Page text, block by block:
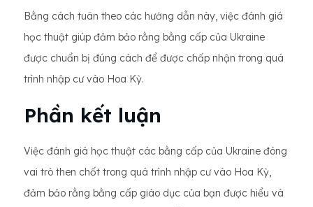
Bằng cách tuân theo các hướng dẫn này, việc đánh giá
học thuật giúp đảm bảo rằng bằng cấp của Ukraine
được chuẩn bị đúng cách để được chấp nhận trong quá
trình nhập cư vào Hoa Kỳ.
Phần kết luận
Việc đánh giá học thuật các bằng cấp của Ukraine đóng
vai trò then chốt trong quá trình nhập cư vào Hoa Kỳ,
đảm bảo rằng bằng cấp giáo dục của bạn được hiểu và